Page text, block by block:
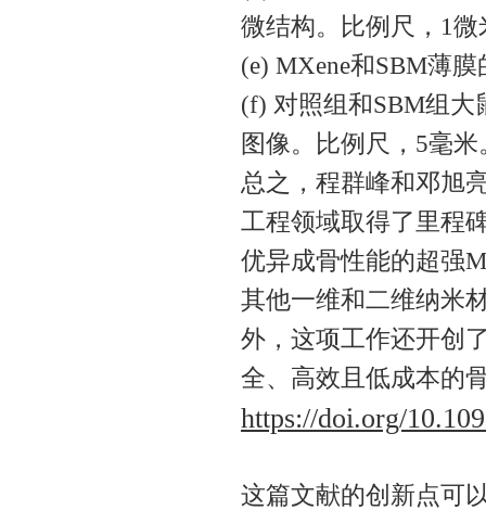
微结构‌。比例尺，1微
(e) ‌MXene和SBM薄
(f) ‌对照组和SBM组大
图像‌。比例尺，5毫
总之，程群峰和邓旭
工程领域取得了里程
优异成骨性能的超强
其他一维和二维纳米
外，这项工作还开创
全、高效且低成本的
https://doi.org/
这篇文献的创新点可